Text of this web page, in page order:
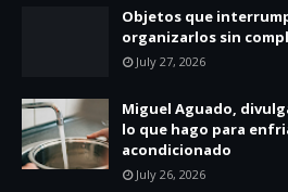
Objetos que
organizarlos sin
July 27, 2026
Miguel Aguado,
lo que hago para
acondicionado
July 26, 2026